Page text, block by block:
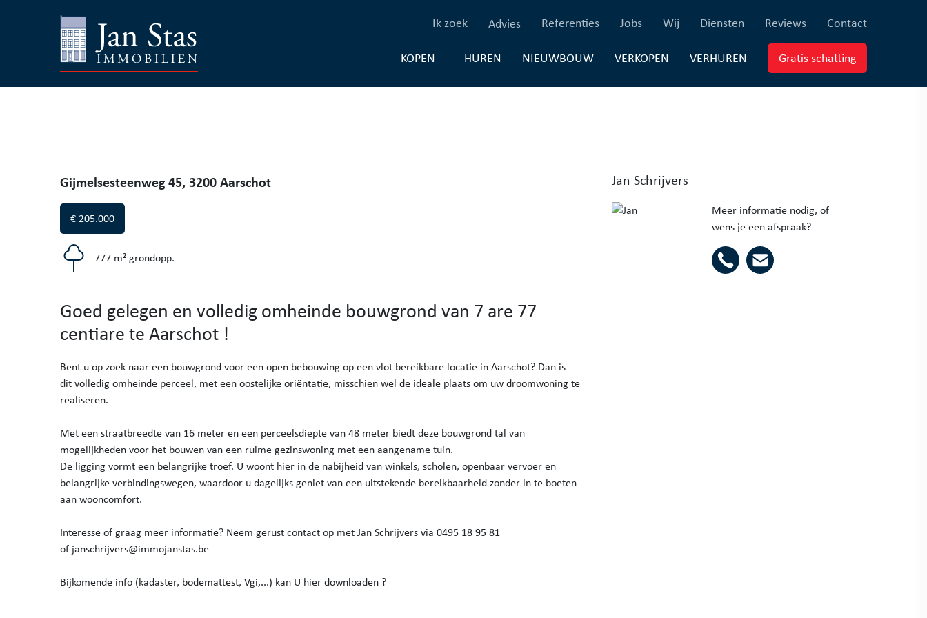
Ik zoek(Ik zoek)
Advies Referenties(Referenties)
Jobs(Jobs)Wij (Wij)Diensten(Diensten)
Reviews(Reviews)
Contact(Contact)
KOPEN HUREN (HUREN)
NIEUWBOUW(NIEUWBOUW)
VERKOPEN (VERKOPEN)
VERHUREN (VERHUREN)
Gratis schatting(Gratis
Gijmelsesteenweg 45, 3200 Aarschot
€ 205.000
777 m² grondopp.
Goed gelegen en volledig omheinde bouwgrond van 7 are 77
centiare te Aarschot !
Bent u op zoek naar een bouwgrond voor een open bebouwing op een vlot bereikbare locatie in Aarschot? Dan is
dit volledig omheinde perceel, met een oostelijke oriëntatie, misschien wel de ideale plaats om uw droomwoning te
realiseren.
Met een straatbreedte van 16 meter en een perceelsdiepte van 48 meter biedt deze bouwgrond tal van
mogelijkheden voor het bouwen van een ruime gezinswoning met een aangename tuin.
De ligging vormt een belangrijke troef. U woont hier in de nabijheid van winkels, scholen, openbaar vervoer en
belangrijke verbindingswegen, waardoor u dagelijks geniet van een uitstekende bereikbaarheid zonder in te boeten
aan wooncomfort.
Interesse of graag meer informatie? Neem gerust contact op met Jan Schrijvers via 0495 18 95 81
of janschrijvers@immojanstas.be
Bijkomende info (kadaster, bodemattest, Vgi,...) kan U hier downloaden ?
Jan Schrijvers
Meer informatie nodig, of
wens je een afspraak?